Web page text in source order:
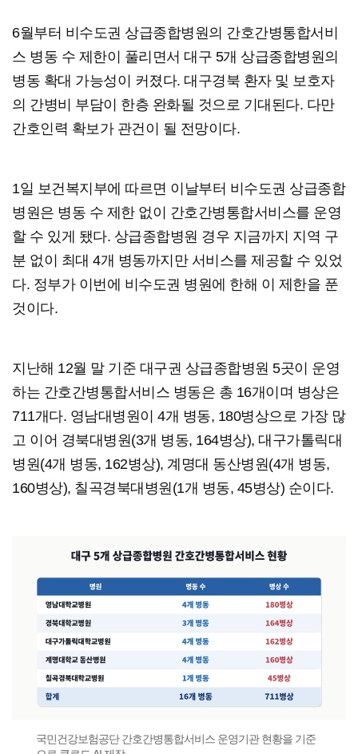
6월부터 비수도권 상급종합병원의 간호간병통합서비
스 병동 수 제한이 풀리면서 대구 5개 상급종합병원의
병동 확대 가능성이 커졌다. 대구경북 환자 및 보호자
의 간병비 부담이 한층 완화될 것으로 기대된다. 다만
간호인력 확보가 관건이 될 전망이다.
1일 보건복지부에 따르면 이날부터 비수도권 상급종합
병원은 병동 수 제한 없이 간호간병통합서비스를 운영
할 수 있게 됐다. 상급종합병원 경우 지금까지 지역 구
분 없이 최대 4개 병동까지만 서비스를 제공할 수 있었
다. 정부가 이번에 비수도권 병원에 한해 이 제한을 푼
것이다.
지난해 12월 말 기준 대구권 상급종합병원 5곳이 운영
하는 간호간병통합서비스 병동은 총 16개이며 병상은
711개다. 영남대병원이 4개 병동, 180병상으로 가장 많
고 이어 경북대병원(3개 병동, 164병상), 대구가톨릭대
병원(4개 병동, 162병상), 계명대 동산병원(4개 병동,
160병상), 칠곡경북대병원(1개 병동, 45병상) 순이다.
국민건강보험공단 간호간병통합서비스 운영기관 현황을 기준